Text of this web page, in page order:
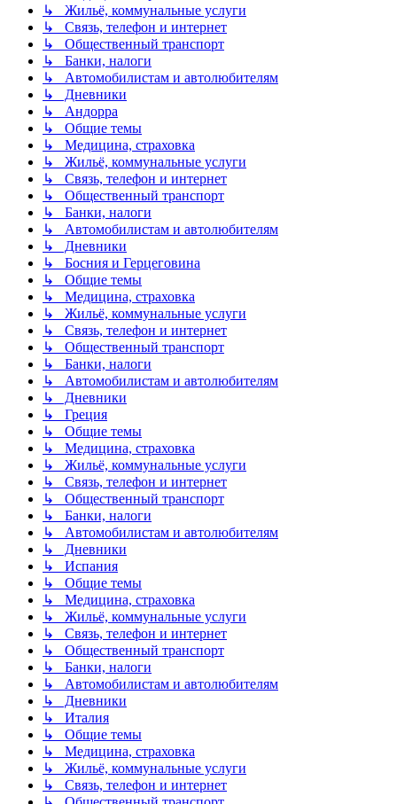
↳ Жильё, коммунальные услуги
↳ Связь, телефон и интернет
↳ Общественный транспорт
↳ Банки, налоги
↳ Автомобилистам и автолюбителям
↳ Дневники
↳ Андорра
↳ Общие темы
↳ Медицина, страховка
↳ Жильё, коммунальные услуги
↳ Связь, телефон и интернет
↳ Общественный транспорт
↳ Банки, налоги
↳ Автомобилистам и автолюбителям
↳ Дневники
↳ Босния и Герцеговина
↳ Общие темы
↳ Медицина, страховка
↳ Жильё, коммунальные услуги
↳ Связь, телефон и интернет
↳ Общественный транспорт
↳ Банки, налоги
↳ Автомобилистам и автолюбителям
↳ Дневники
↳ Греция
↳ Общие темы
↳ Медицина, страховка
↳ Жильё, коммунальные услуги
↳ Связь, телефон и интернет
↳ Общественный транспорт
↳ Банки, налоги
↳ Автомобилистам и автолюбителям
↳ Дневники
↳ Испания
↳ Общие темы
↳ Медицина, страховка
↳ Жильё, коммунальные услуги
↳ Связь, телефон и интернет
↳ Общественный транспорт
↳ Банки, налоги
↳ Автомобилистам и автолюбителям
↳ Дневники
↳ Италия
↳ Общие темы
↳ Медицина, страховка
↳ Жильё, коммунальные услуги
↳ Связь, телефон и интернет